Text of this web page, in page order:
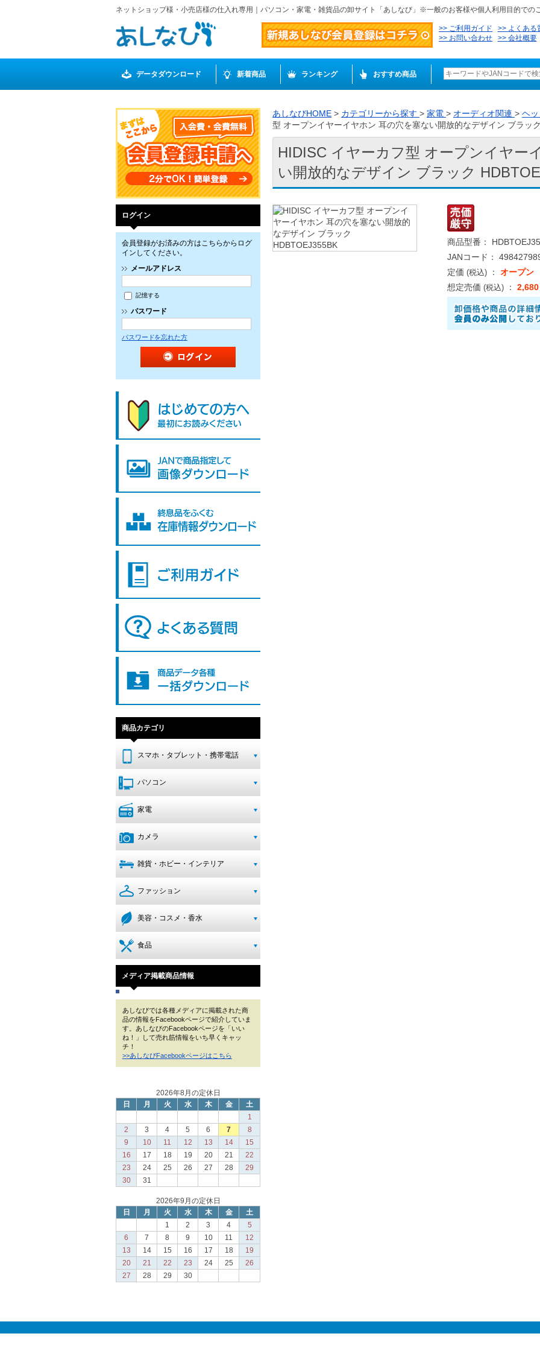
ネットショップ様・小売店様の仕入れ専用｜パソコン・家電・雑貨品の卸サイト「あしなび」※一般のお客様や個人利用目的での
ご利用ガイド
よくある
お問い合わせ
会社概要
データダウンロード 新着商品 ランキング おすすめ商品
ログイン
会員登録がお済みの方はこちらからログ
インしてください。
メールアドレス
記憶する
パスワード
パスワードを忘れた方
商品カテゴリ
スマホ・タブレット・携帯電話
パソコン
家電
カメラ
雑貨・ホビー・インテリア
ファッション
美容・コスメ・香水
食品
メディア掲載商品情報
あしなびでは各種メディアに掲載された商
品の情報をFacebookページで紹介していま
す。あしなびのFacebookページを「いい
ね！」して売れ筋情報をいち早くキャッ
チ！
>>あしなびFacebookページはこちら
2026年8月の定休日
日
月 火 水 木 金
土
1
2
3 4 5 6 7
8
9
10 11 12 13 14
15
16
17 18 19 20 21
22
23
24 25 26 27 28
29
30
31
2026年9月の定休日
日
月 火 水 木 金
土
1
2 3 4
5
6
7 8 9 10 11
12
13
14 15 16 17 18
19
20
21 22 23 24 25
26
27
28 29 30
あしなびHOME > カテゴリーから探す > 家電 > オーディオ関連 > ヘ
型 オープンイヤーイヤホン 耳の穴を塞ない開放的なデザイン ブラッ
HIDISC イヤーカフ型 オープンイヤー
い開放的なデザイン ブラック
商品型番：
JANコード：
定価 (税込) ： オープン
想定売価 (税込) ：